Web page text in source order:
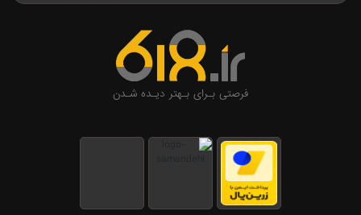
فرصتی بـرای بـهتر دیـده شـدن